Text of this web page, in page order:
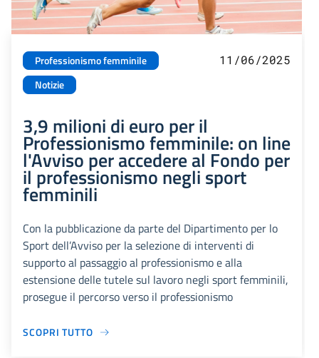
Professionismo femminile
Notizie
11/06/2025
3,9 milioni di euro per il
Professionismo femminile: on line
l'Avviso per accedere al Fondo per
il professionismo negli sport
femminili
Con la pubblicazione da parte del Dipartimento per lo
Sport dell’Avviso per la selezione di interventi di
supporto al passaggio al professionismo e alla
estensione delle tutele sul lavoro negli sport femminili,
prosegue il percorso verso il professionismo
SCOPRI TUTTO